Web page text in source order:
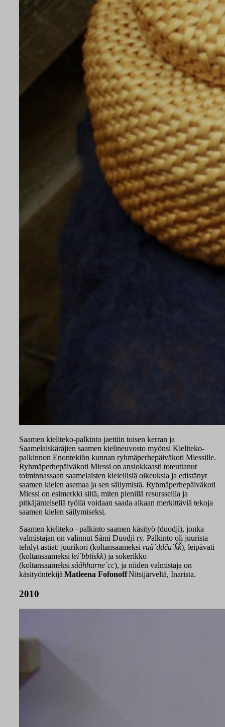
Saamen kieliteko-palkinto jaettiin toisen kerran ja
Saamelaiskäräjien saamen kielineuvosto myönsi Kieliteko-
palkinnon Enontekiön kunnan ryhmäperhepäiväkoti Miessille.
Ryhmäperhepäiväkoti Miessi on ansiokkaasti toteuttanut
toiminnassaan saamelaisten kielellisiä oikeuksia ja edistänyt
saamen kielen asemaa ja sen säilymistä. Ryhmäperhepäiväkoti
Miessi on esimerkki siitä, miten pienillä resursseilla ja
pitkäjänteisellä työllä voidaan saada aikaan merkittäviä tekoja
saamen kielen säilymiseksi.
Saamen kieliteko –palkinto saamen käsityö (duodji), jonka
valmistajan on valinnut Sámi Duodji ry. Palkinto oli juurista
tehdyt astiat: juurikori (koltansaameksi vuä´ddču´ǩǩ), leipävati
(koltansaameksi lei´bbtiskk) ja sokerikko
(koltansaameksi säähharne´cc), ja niiden valmistaja on
käsityöntekijä Matleena FofonoffNitsijärveltä, Inarista.
2010